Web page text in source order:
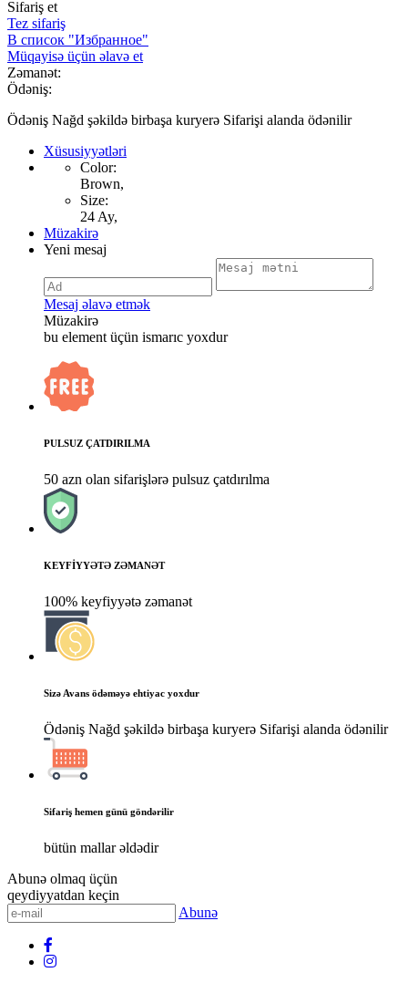
Sifariş et
Tez sifariş
В список "Избранное"
Müqayisə üçün əlavə et
Zəmanət:
Ödəniş:
Ödəniş Nağd şəkildə birbaşa kuryerə Sifarişi alanda ödənilir
Xüsusiyyətləri
Color:
Brown,
Size:
24 Ay,
Müzakirə
Yeni mesaj
Mesaj əlavə etmək
Müzakirə
bu element üçün ismarıc yoxdur
PULSUZ ÇATDIRILMA
50 azn olan sifarişlərə pulsuz çatdırılma
KEYFİYYƏTƏ ZƏMANƏT
100% keyfiyyətə zəmanət
Sizə Avans ödəməyə ehtiyac yoxdur
Ödəniş Nağd şəkildə birbaşa kuryerə Sifarişi alanda ödənilir
Sifariş hemen günü göndərilir
bütün mallar əldədir
Abunə olmaq üçün
qeydiyyatdan keçin
Abunə